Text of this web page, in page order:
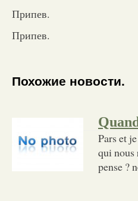
Припев.
Припев.
Похожие новости.
Pars et
qui nous
pense ?